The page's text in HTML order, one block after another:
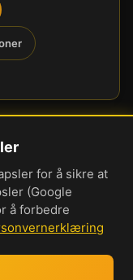
for å sikre at
(Google
å forbedre